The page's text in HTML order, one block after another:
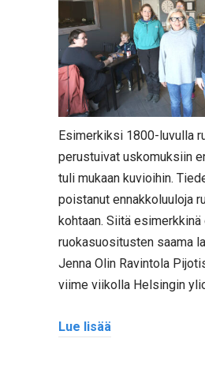
Esimerkiksi 1800-luvulla
perustuivat uskomuksiin
tuli mukaan kuvioihin.
poistanut ennakkoluuloja
kohtaan. Siitä
ruokasuositusten saama
Jenna Olin Ravintola
viime viikolla Helsingin
Lue lisää